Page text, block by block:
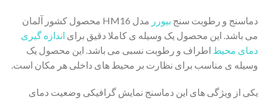
دماسنج و رطوبت سنج بیورر
مدل HM16 محصول کشور آلمان
می باشد. این محصول یک وسیله ی کاملا دقیق برای اندازه گیری
دمای محیط اطراف و رطوبت نسبی می باشد. این محصول یک
وسیله ی مناسب برای نظارت بر محیط های داخلی هر مکان است.
یکی از ویژگی های این دماسنج نمایش گرافیکی وضعیت دمای